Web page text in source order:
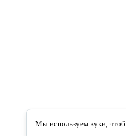
Мы используем куки,